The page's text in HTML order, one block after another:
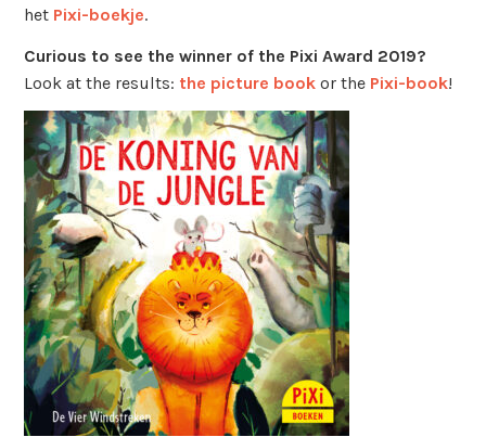
het Pixi-boekje.
Curious to see the winner of the Pixi Award 2019?
Look at the results: the picture book or the Pixi-book!